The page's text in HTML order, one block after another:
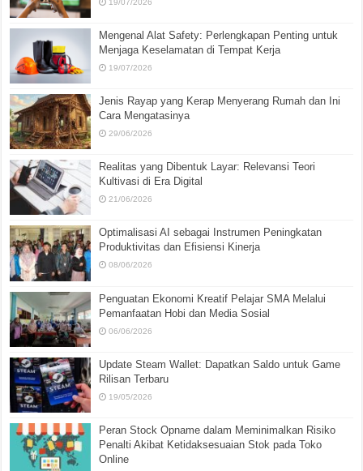
19/07/2026
Mengenal Alat Safety: Perlengkapan Penting untuk
Menjaga Keselamatan di Tempat Kerja
19/07/2026
Jenis Rayap yang Kerap Menyerang Rumah dan Ini
Cara Mengatasinya
29/06/2026
Realitas yang Dibentuk Layar: Relevansi Teori
Kultivasi di Era Digital
21/06/2026
Optimalisasi AI sebagai Instrumen Peningkatan
Produktivitas dan Efisiensi Kinerja
08/06/2026
Penguatan Ekonomi Kreatif Pelajar SMA Melalui
Pemanfaatan Hobi dan Media Sosial
06/06/2026
Update Steam Wallet: Dapatkan Saldo untuk Game
Rilisan Terbaru
19/05/2026
Peran Stock Opname dalam Meminimalkan Risiko
Penalti Akibat Ketidaksesuaian Stok pada Toko
Online